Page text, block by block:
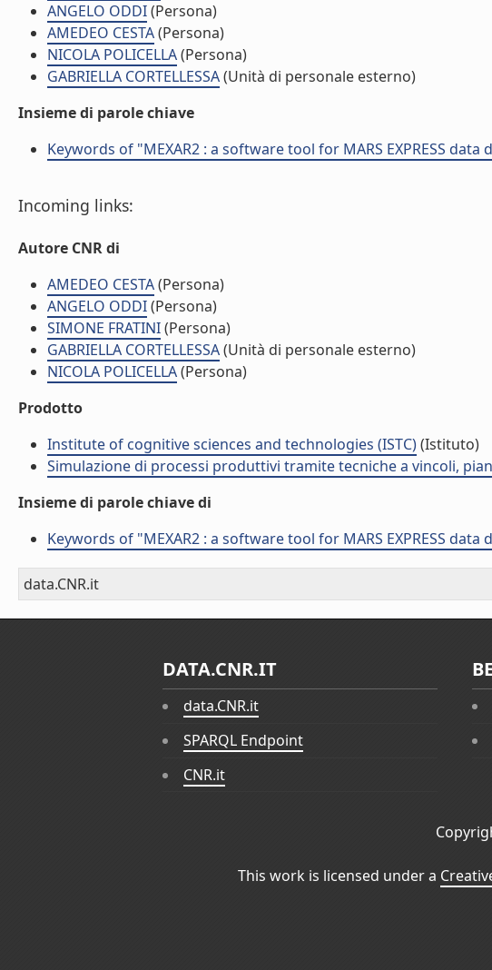
ANGELO ODDI(Persona)
AMEDEO CESTA(Persona)
NICOLA POLICELLA(Persona)
GABRIELLA CORTELLESSA(Unità di personale esterno)
Insieme di parole chiave
Keywords of "MEXAR2 : a software tool for MARS EXPRESS
Incoming links:
Autore CNR di
AMEDEO CESTA(Persona)
ANGELO ODDI(Persona)
SIMONE FRATINI(Persona)
GABRIELLA CORTELLESSA(Unità di personale esterno)
NICOLA POLICELLA(Persona)
Prodotto
Institute of cognitive sciences and technologies (ISTC)(Istituto)
Simulazione di processi produttivi tramite tecniche a vincoli,
Insieme di parole chiave di
Keywords of "MEXAR2 : a software tool for MARS EXPRESS
data.CNR.it
DATA.CNR.IT
data.CNR.it
SPARQL Endpoint
CNR.it
This work is licensed under a